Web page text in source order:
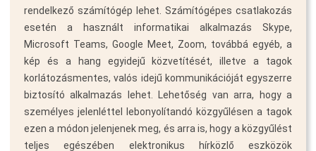
rendelkező számítógép lehet. Számítógépes csatlakozás
esetén a használt informatikai alkalmazás Skype,
Microsoft Teams, Google Meet, Zoom, továbbá egyéb, a
kép és a hang egyidejű közvetítését, illetve a tagok
korlátozásmentes, valós idejű kommunikációját egyszerre
biztosító alkalmazás lehet. Lehetőség van arra, hogy a
személyes jelenléttel lebonyolítandó közgyűlésen a tagok
ezen a módon jelenjenek meg, és arra is, hogy a közgyűlést
teljes egészében elektronikus hírközlő eszközök